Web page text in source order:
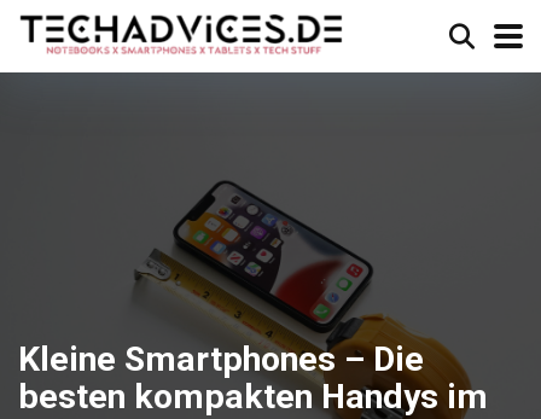
Kleine Smartphones – Die
besten kompakten Handys im